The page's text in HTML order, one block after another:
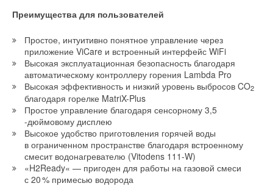
Преимущества для пользователей
Простое, интуитивно понятное управление через
приложение ViCare и встроенный интерфейс WiFi
Высокая эксплуатационная безопасность благодаря
автоматическому контроллеру горения Lambda Pro
Высокая эффективность и низкий уровень выбросов CO2
благодаря горелке MatriX-Plus
Простое управление благодаря сенсорному 3,5
-дюймовому дисплею
Высокое удобство приготовления горячей воды
в ограниченном пространстве благодаря встроенному
смесит водонагревателю (Vitodens 111-W)
«H2Ready« — пригоден для работы на газовой смеси
с 20% примесью водорода